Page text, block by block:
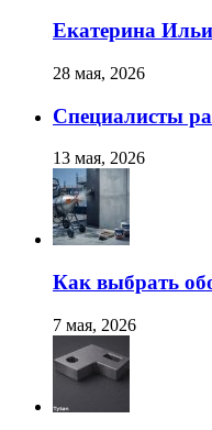
Екатерина
28 мая, 2026
Специалисты
13 мая, 2026
Как выбрать
7 мая, 2026